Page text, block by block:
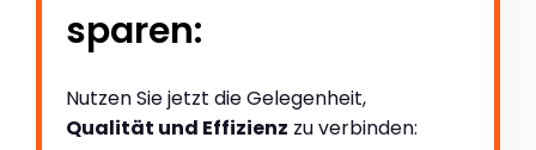
sparen:
Nutzen Sie jetzt die Gelegenheit,
Qualität und Effizienz zu verbinden: